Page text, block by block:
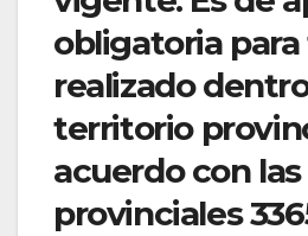
obligatoria
realizado
territorio
acuerdo con
provinciales